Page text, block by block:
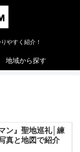
やすく紹介！
地域から探す
ン』聖地巡礼│練
真と地図で紹介